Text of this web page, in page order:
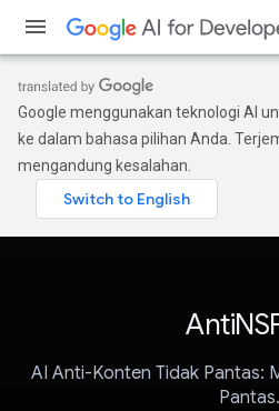
Google menggunakan teknologi AI
ke dalam bahasa pilihan Anda.
mengandung kesalahan.
AI Anti-Konten Tidak Pantas:
Pantas.